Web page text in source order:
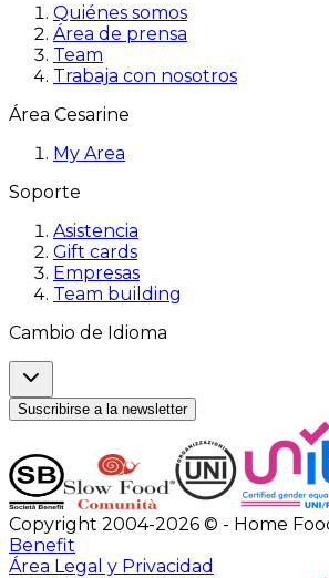
Quiénes somos
Área de prensa
Team
Trabaja con nosotros
Área Cesarine
My Area
Soporte
Asistencia
Gift cards
Empresas
Team building
Cambio de Idioma
Suscribirse a la newsletter
Copyright 2004-2026 © - Home
Benefit
Área Legal y Privacidad